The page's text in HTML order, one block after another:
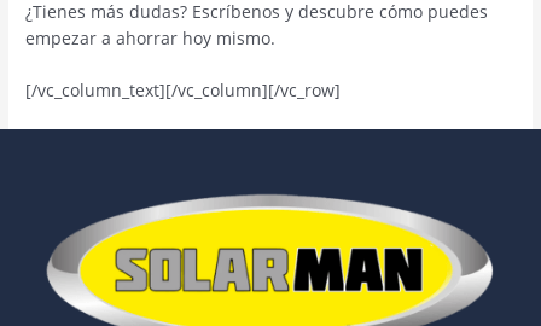
¿Tienes más dudas? Escríbenos y descubre cómo puedes
empezar a ahorrar hoy mismo.
[/vc_column_text][/vc_column][/vc_row]